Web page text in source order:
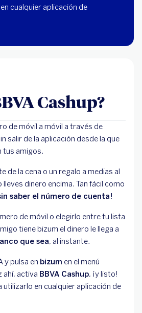
cualquier aplicación de
Cashup?
de móvil a móvil a través de
salir de la aplicación desde la que
tus amigos.
de la cena o un regalo a medias al
dinero encima. Tan fácil como
saber el número de cuenta!
de móvil o elegirlo entre tu lista
tiene bizum el dinero le llega a
que sea, al instante.
y pulsa en bizum en el menú
ahí, activa BBVA Cashup, ¡y listo!
utilizarlo en cualquier aplicación de